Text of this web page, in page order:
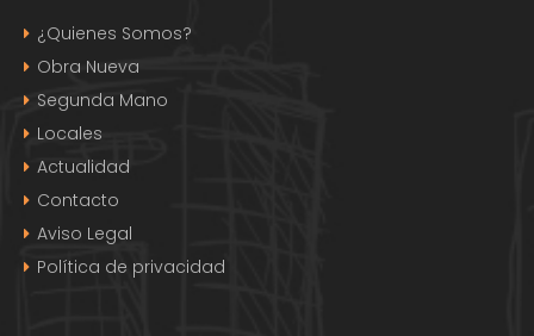
¿Quienes Somos?
Obra Nueva
Segunda Mano
Locales
Actualidad
Contacto
Aviso Legal
Política de privacidad